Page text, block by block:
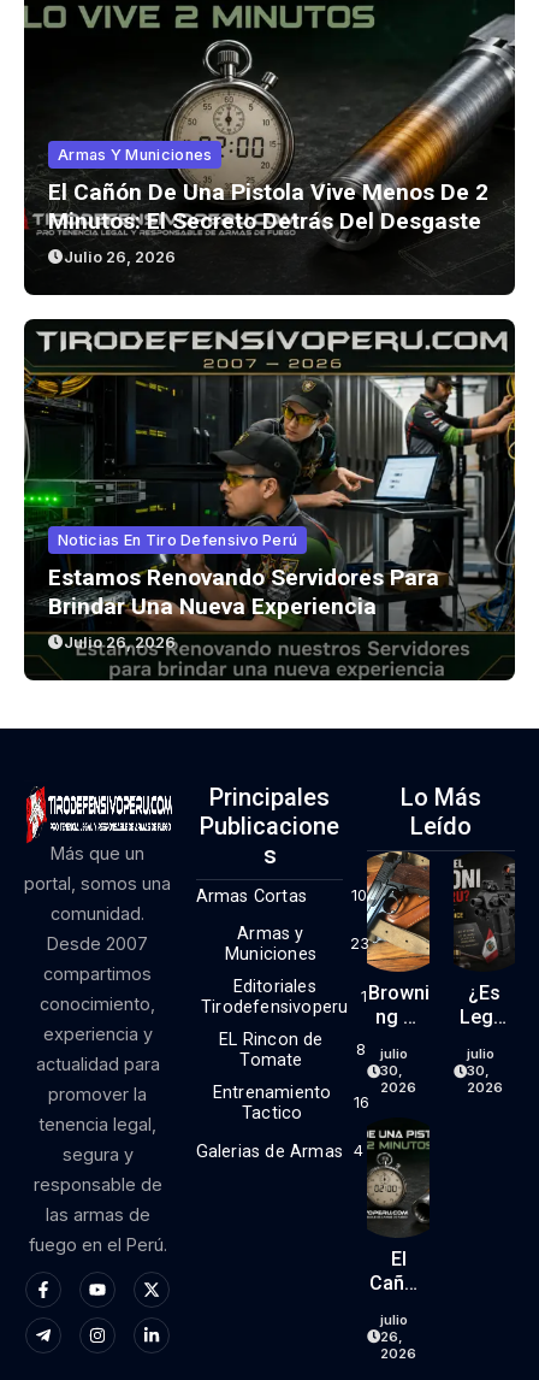
Armas Y Municiones
El Cañón De Una Pistola Vive Menos De 2
Minutos: El Secreto Detrás Del Desgaste
Julio 26, 2026
Noticias En Tiro Defensivo Perú
Estamos Renovando Servidores Para
Brindar Una Nueva Experiencia
Julio 26, 2026
Más que un
portal, somos una
comunidad.
Desde 2007
compartimos
conocimiento,
experiencia y
actualidad para
promover la
tenencia legal,
segura y
responsable de
las armas de
fuego en el Perú.
Principales
Publicacione
S
Armas Cortas 10
Armas y
Municiones
23
Editoriales
Tirodefensivoperu
1
EL Rincon de
Tomate
8
Entrenamiento
Tactico
16
Galerias de Armas 4
Lo Más
Leído
Browni
Ng Hi
9mm
(parte
1)
julio
30,
2026
¿Es
Legal
RONI
En El
julio
30,
2026
El
Cañón
Una
Pistola
julio
26,
2026